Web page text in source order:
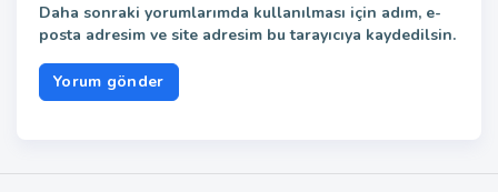
Daha sonraki yorumlarımda kullanılması için adım, e-
posta adresim ve site adresim bu tarayıcıya kaydedilsin.